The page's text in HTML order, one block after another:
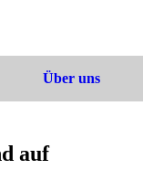
Über uns
auf